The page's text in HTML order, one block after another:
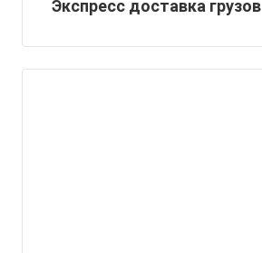
Экспресс доставка грузов